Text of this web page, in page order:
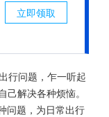
立即领取
行问题，乍一听起
解决各种烦恼。
问题，为日常出行